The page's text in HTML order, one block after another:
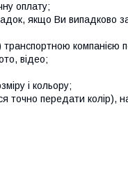
оплату;
якщо Ви випадково
компанією
відео;
і кольору;
передати колір),